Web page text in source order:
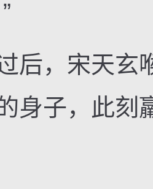
，宋天玄
身子，此刻